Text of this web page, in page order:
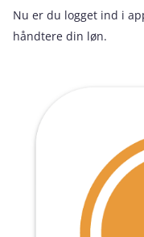
Nu er du logget ind i
håndtere din løn.